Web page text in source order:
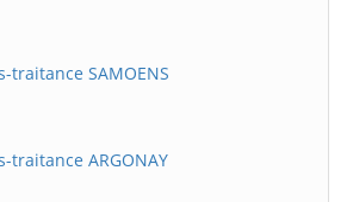
traitance SAMOENS
traitance ARGONAY